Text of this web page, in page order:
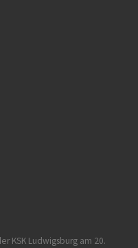
KSK Ludwigsburg am 20.